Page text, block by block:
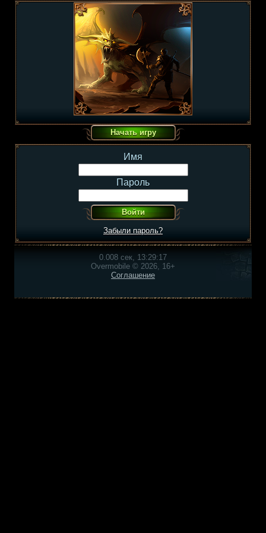
Имя
Пароль
Забыли пароль?
0.008 сек, 13:29:17
Overmobile © 2026, 16+
Соглашение